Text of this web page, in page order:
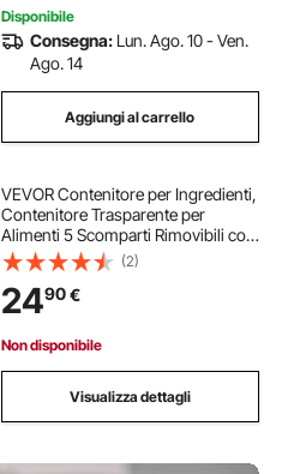
Disponibile
Consegna: Lun. Ago. 10 - Ven.
Ago. 14
Aggiungi al carrello
VEVOR Contenitore per Ingredienti,
Contenitore Trasparente per
Alimenti 5 Scomparti Rimovibili con
Coperchio Maniglia Guarnizione
per Spezie Salse Frutte, Feste Picnic
Campeggio, Cucina Bar Hotel
(2)
2490€
Non disponibile
Visualizza dettagli